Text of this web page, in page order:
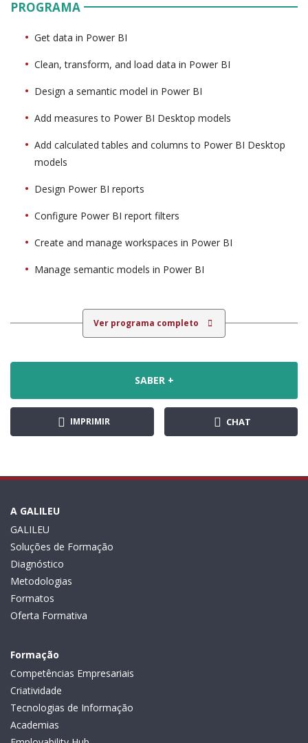
PROGRAMA
Get data in Power BI
Clean, transform, and load data in Power BI
Design a semantic model in Power BI
Add measures to Power BI Desktop models
Add calculated tables and columns to Power BI Desktop
models
Design Power BI reports
Configure Power BI report filters
Create and manage workspaces in Power BI
Manage semantic models in Power BI
Ver programa completo
SABER +
IMPRIMIR CHAT
A GALILEU
GALILEU
Soluções de Formação
Diagnóstico
Metodologias
Formatos
Oferta Formativa
Formação
Competências Empresariais
Criatividade
Tecnologias de Informação
Academias